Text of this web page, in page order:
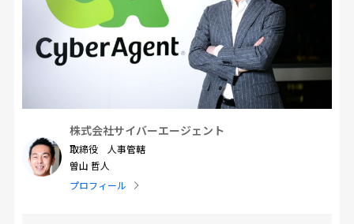
株式会社サイバーエージェント
取締役 人事管轄
曽山 哲人
プロフィール